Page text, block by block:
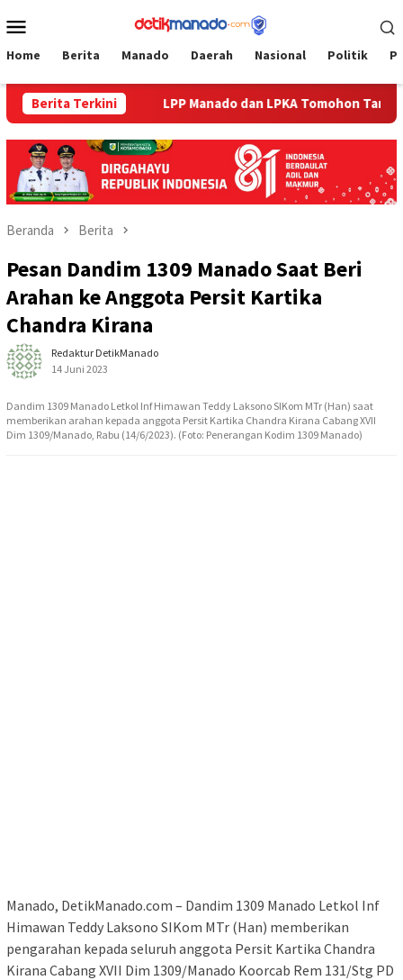
ke
Mobile
Home Berita Manado Daerah Nasional Politik
Berita Terkini
Sulut LPP Manado dan LPKA Tomohon Tampilkan
Beranda Berita
Pesan Dandim 1309 Manado Saat Beri
Arahan ke Anggota Persit Kartika
Chandra Kirana
Redaktur DetikManado
14 Juni 2023
Dandim 1309 Manado Letkol Inf Himawan Teddy Laksono SIKom MTr (Han) saat
memberikan arahan kepada anggota Persit Kartika Chandra Kirana Cabang XVII
Dim 1309/Manado, Rabu (14/6/2023). (Foto: Penerangan Kodim 1309 Manado)
Manado, DetikManado.com – Dandim 1309 Manado Letkol Inf
Himawan Teddy Laksono SIKom MTr (Han) memberikan
pengarahan kepada seluruh anggota Persit Kartika Chandra
Kirana Cabang XVII Dim 1309/Manado Koorcab Rem 131/Stg PD